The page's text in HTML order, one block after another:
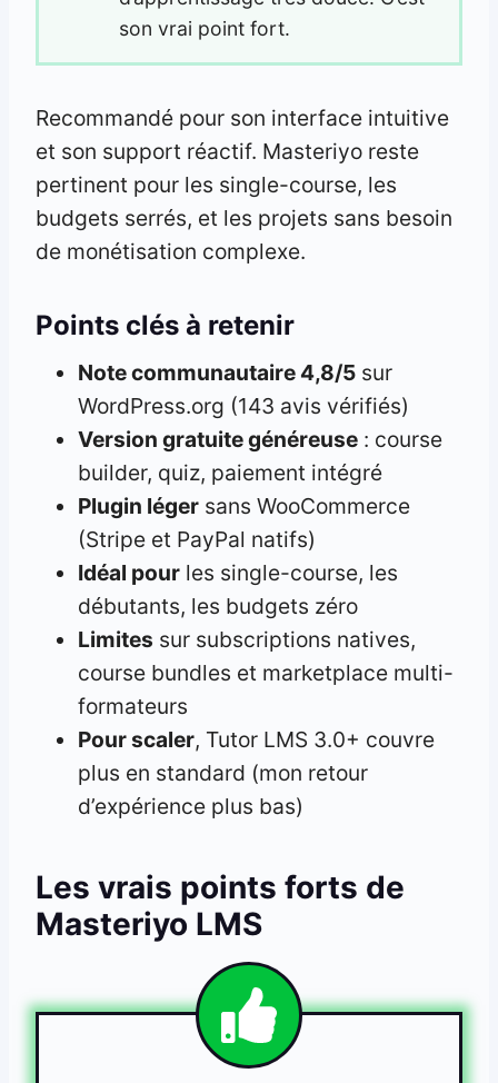
son vrai point fort.
Recommandé pour son interface intuitive
et son support réactif. Masteriyo reste
pertinent pour les single-course, les
budgets serrés, et les projets sans besoin
de monétisation complexe.
Points clés à retenir
Note communautaire 4,8/5 sur
WordPress.org (143 avis vérifiés)
Version gratuite généreuse : course
builder, quiz, paiement intégré
Plugin léger sans WooCommerce
(Stripe et PayPal natifs)
Idéal pour les single-course, les
débutants, les budgets zéro
Limites sur subscriptions natives,
course bundles et marketplace multi-
formateurs
Pour scaler, Tutor LMS 3.0+ couvre
plus en standard (mon retour
d’expérience plus bas)
Les vrais points forts de
Masteriyo LMS